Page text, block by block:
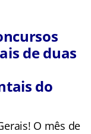
de duas
do
O mês de